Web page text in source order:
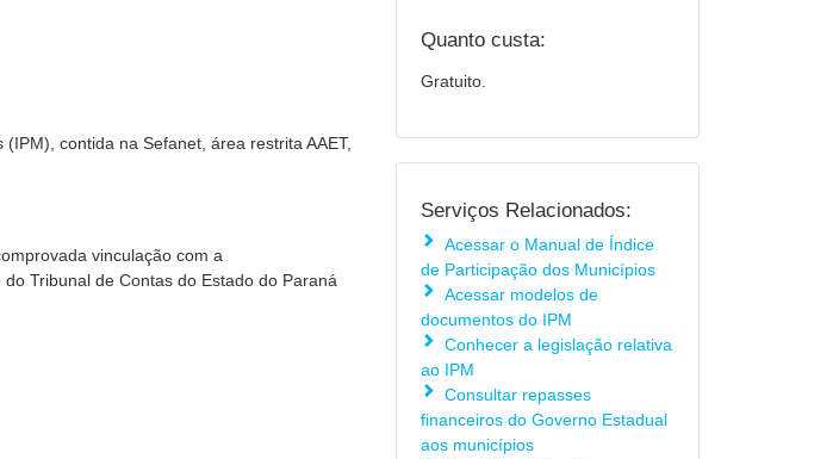
contida na Sefanet, área restrita AAET,
vinculação com a
Tribunal de Contas do Estado do Paraná
Quanto custa:
Gratuito.
Serviços Relacionados:
Acessar o Manual de Índice
de Participação dos Municípios
Acessar modelos de
documentos do IPM
Conhecer a legislação relativa
ao IPM
Consultar repasses
financeiros do Governo Estadual
aos municípios